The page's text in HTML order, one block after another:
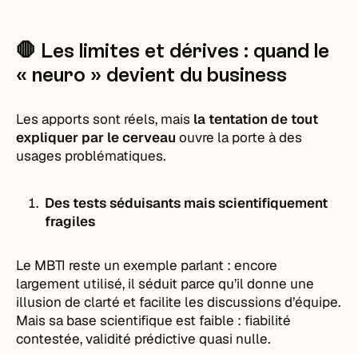
🛑 Les limites et dérives : quand le
« neuro » devient du business
Les apports sont réels, mais la tentation de tout
expliquer par le cerveau ouvre la porte à des
usages problématiques.
Des tests séduisants mais scientifiquement
fragiles
Le MBTI reste un exemple parlant : encore
largement utilisé, il séduit parce qu’il donne une
illusion de clarté et facilite les discussions d’équipe.
Mais sa base scientifique est faible : fiabilité
contestée, validité prédictive quasi nulle.